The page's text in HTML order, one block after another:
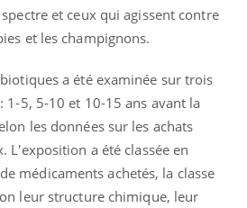
et ceux qui agissent contre
et les champignons.
a été examinée sur trois
1-5, 5-10 et 10-15 ans avant la
les données sur les achats
L'exposition a été classée en
médicaments achetés, la classe
leur structure chimique, leur